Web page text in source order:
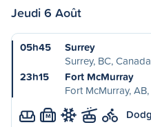
Jeudi 6 Août
05h45
Surrey
Surrey, BC, Canada
23h15
Fort McMurray
Fort McMurray,
M